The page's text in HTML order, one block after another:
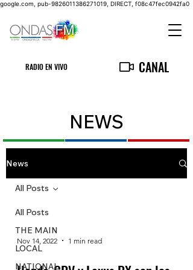
google.com, pub-9826011386271019, DIRECT, f08c47fec0942fa0
RADIO EN VIVO CANAL
NEWS
News
All Posts
THE MAIN
LOCAL
NATIONAL
All Posts
Nov 14, 2022 1 min read